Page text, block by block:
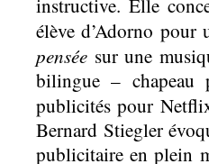
instructive. Elle
élève d’Adorno
pensée sur une
bilingue –
publicités pour
Bernard Stiegler
publicitaire en plein